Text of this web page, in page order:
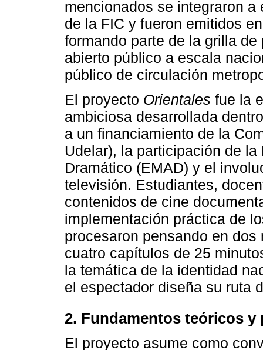
mencionados se integraron
de la FIC y fueron emitidos
formando parte de la grilla
abierto público a escala
público de circulación
El proyecto Orientales fue la
ambiciosa desarrollada
a un financiamiento de la
Udelar), la participación de
Dramático (EMAD) y el
televisión. Estudiantes,
contenidos de cine
implementación práctica de
procesaron pensando en
cuatro capítulos de 25
la temática de la identidad
el espectador diseña su ruta
2. Fundamentos teóricos
El proyecto asume como